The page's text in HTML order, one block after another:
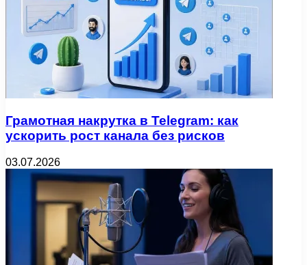
Грамотная накрутка в Telegram: как
ускорить рост канала без рисков
03.07.2026